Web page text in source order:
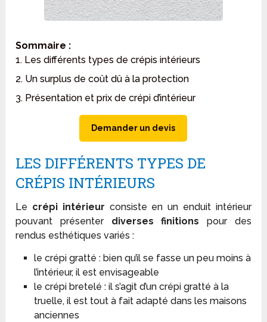
Sommaire :
1. Les différents types de crépis intérieurs
2. Un surplus de coût dû à la protection
3. Présentation et prix de crépi d’intérieur
Demander un devis
LES DIFFÉRENTS TYPES DE
CRÉPIS INTÉRIEURS
Le crépi intérieur consiste en un enduit intérieur
pouvant présenter diverses finitions pour des
rendus esthétiques variés :
le crépi gratté : bien qu’il se fasse un peu moins à
l’intérieur, il est envisageable
le crépi bretelé : il s’agit d’un crépi gratté à la
truelle, il est tout à fait adapté dans les maisons
anciennes